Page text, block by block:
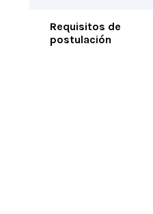
Requisitos de
postulación